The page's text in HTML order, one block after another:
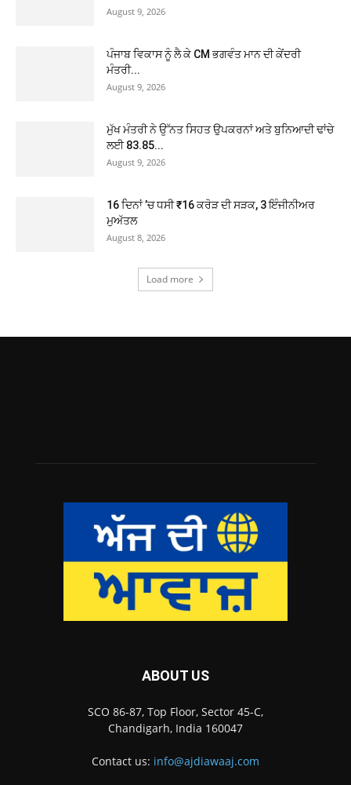
August 9, 2026
ਪੰਜਾਬ ਵਿਕਾਸ ਨੂੰ ਲੈ ਕੇ CM ਭਗਵੰਤ ਮਾਨ ਦੀ ਕੇਂਦਰੀ
ਮੰਤਰੀ...
August 9, 2026
ਮੁੱਖ ਮੰਤਰੀ ਨੇ ਉੱਨਤ ਸਿਹਤ ਉਪਕਰਨਾਂ ਅਤੇ ਬੁਨਿਆਦੀ ਢਾਂਚੇ
ਲਈ 83.85...
August 9, 2026
16 ਦਿਨਾਂ ’ਚ ਧਸੀ ₹16 ਕਰੋੜ ਦੀ ਸੜਕ, 3 ਇੰਜੀਨੀਅਰ
ਮੁਅੱਤਲ
August 8, 2026
Load more
ABOUT US
SCO 86-87, Top Floor, Sector 45-C,
Chandigarh, India 160047
Contact us: info@ajdiawaaj.com